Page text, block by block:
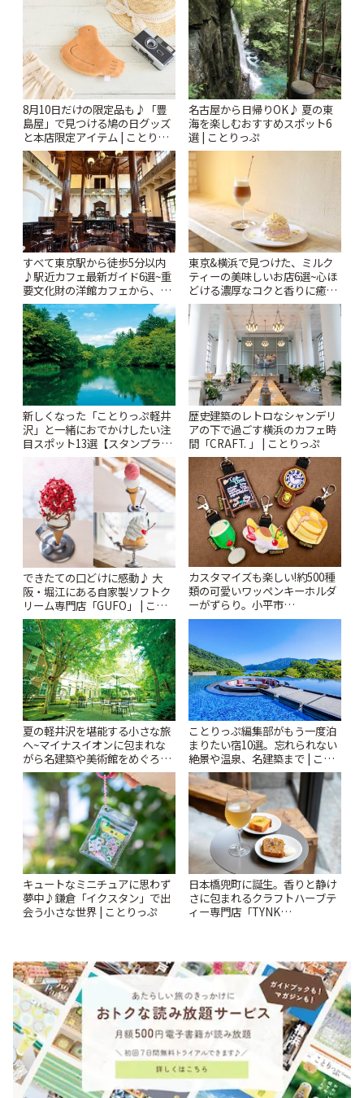
8月10日だけの限定品も♪「豊
島屋」で見つける鳩の日グッズ
と本店限定アイテム | ことりっ
ぷ
名古屋から日帰りOK♪ 夏の東
海を楽しむおすすめスポット6
選 | ことりっぷ
すべて東京駅から徒歩5分以内
♪駅近カフェ最新ガイド6選~重
要文化財の洋館カフェから、改
札すぐのレトロ喫茶まで~ | こと
りっぷ
東京&横浜で見つけた、ミルク
ティーの美味しいお店6選~心ほ
どける濃厚なコクと香りに癒や
されるティータイム~ | ことりっ
ぷ
新しくなった「ことりっぷ軽井
沢」と一緒におでかけしたい注
目スポット13選【スタンプラリ
ー開催中】 | ことりっぷ
歴史建築のレトロなシャンデリ
アの下で過ごす横浜のカフェ時
間「CRAFT. 」 | ことりっぷ
できたての口どけに感動♪ 大
阪・堀江にある自家製ソフトク
リーム専門店「GUFO」 | こと
りっぷ
カスタマイズも楽しい!約500種
類の可愛いワッペンキーホルダ
ーがずらり。小平市
「Kimamaya T&K」 | ことりっ
夏の軽井沢を堪能する小さな旅
へ~マイナスイオンに包まれな
がら名建築や美術館をめぐろう
~ | ことりっぷ
ことりっぷ編集部がもう一度泊
まりたい宿10選。忘れられない
絶景や温泉、名建築まで | こと
りっぷ
キュートなミニチュアに思わず
夢中♪鎌倉「イクスタン」で出
会う小さな世界 | ことりっぷ
日本橋兜町に誕生。香りと静け
さに包まれるクラフトハーブテ
ィー専門店「TYNK